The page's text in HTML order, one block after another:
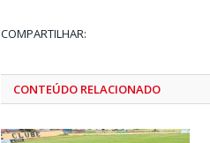
COMPARTILHAR:
CONTEÚDO RELACIONADO